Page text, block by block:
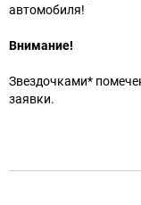
автомобиля!
Внимание!
Звездочками*
заявки.